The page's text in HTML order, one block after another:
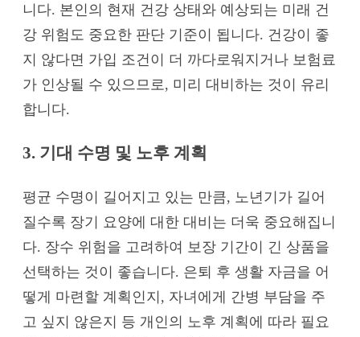
니다. 본인의 현재 건강 상태와 예상되는 미래 건
강 위험도 중요한 판단 기준이 됩니다. 건강이 좋
지 않다면 가입 조건이 더 까다로워지거나 보험료
가 인상될 수 있으므로, 미리 대비하는 것이 유리
합니다.
3. 기대 수명 및 노후 계획
평균 수명이 길어지고 있는 만큼, 노년기가 길어
질수록 장기 요양에 대한 대비는 더욱 중요해집니
다. 장수 위험을 고려하여 보장 기간이 긴 상품을
선택하는 것이 좋습니다. 은퇴 후 생활 자금을 어
떻게 마련할 계획인지, 자녀에게 간병 부담을 주
고 싶지 않은지 등 개인의 노후 계획에 따라 필요